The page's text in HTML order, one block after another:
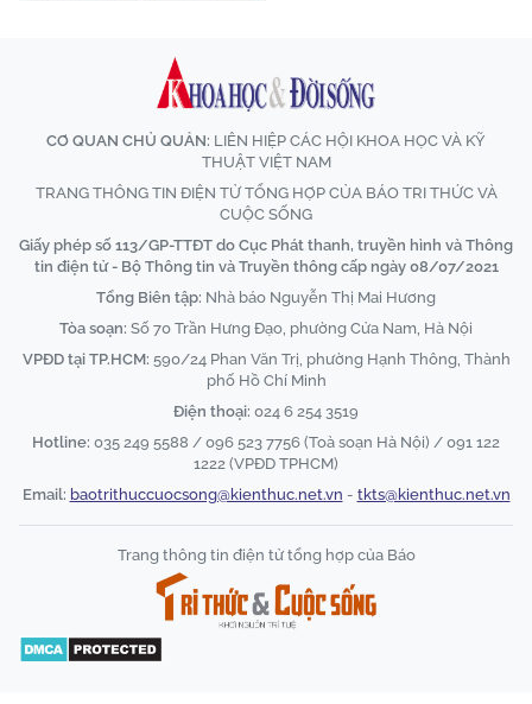
CƠ QUAN CHỦ QUẢN: LIÊN HIỆP CÁC HỘI KHOA HỌC VÀ KỸ
THUẬT VIỆT NAM
TRANG THÔNG TIN ĐIỆN TỬ TỔNG HỢP CỦA BÁO TRI THỨC VÀ
CUỘC SỐNG
Giấy phép số 113/GP-TTĐT do Cục Phát thanh, truyền hình và Thông
tin điện tử - Bộ Thông tin và Truyền thông cấp ngày 08/07/2021
Tổng Biên tập: Nhà báo Nguyễn Thị Mai Hương
Tòa soạn: Số 70 Trần Hưng Đạo, phường Cửa Nam, Hà Nội
VPĐD tại TP.HCM: 590/24 Phan Văn Trị, phường Hạnh Thông, Thành
phố Hồ Chí Minh
Điện thoại: 024 6 254 3519
Hotline: 035 249 5588 / 096 523 7756 (Toà soạn Hà Nội) / 091 122
1222 (VPĐD TPHCM)
Email: baotrithuccuocsong@kienthuc.net.vn - tkts@kienthuc.net.vn
Trang thông tin điện tử tổng hợp của Báo